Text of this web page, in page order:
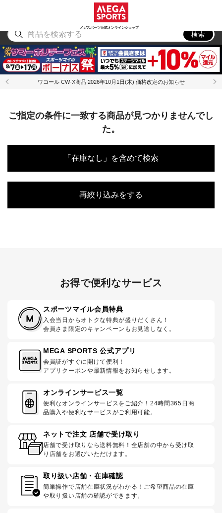
メガスポーツ公式オンラインショップ
アウトドア
検索
ワコール CW-X商品 2026年10月1日(木) 価格改定のお知らせ
ご指定の条件に一致する商品が見つかりませんでし
た。
「在庫なし」を含めて検索
再絞り込みをする
お得で便利なサービス
スポーツマイル会員特典
入会当日からオトクな特典が盛りだくさん！
会員さま限定のキャンペーンもお見逃しなく。
MEGA SPORTS 公式アプリ
会員証がすぐに開けて便利！
アプリクーポンや最新情報をお知らせします。
オンラインサービス一覧
便利なオンラインサービスをご紹介！24時間365日商
品購入や便利なサービスがご利用可能。
ネットで注文 店舗で受け取り
店舗で受け取りなら送料無料！全店舗の中から受け取
り店舗をお選びいただけます。
取り扱い店舗・在庫確認
簡単操作で店舗在庫状況がわかる！ご希望商品の在庫
や取り扱い店舗の確認ができます。